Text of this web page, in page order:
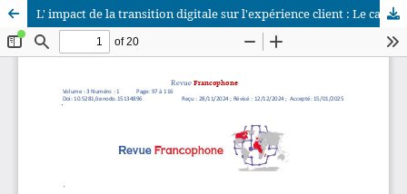
L' impact de la transition digitale sur l'expérience client : Le cas du Mobile Banking et des FinTechs des banques marocaines